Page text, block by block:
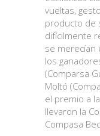
vueltas,
producto de
difícilmente
se merecían
los
(Comparsa
Moltó
el premio a
llevaron la
Compasa